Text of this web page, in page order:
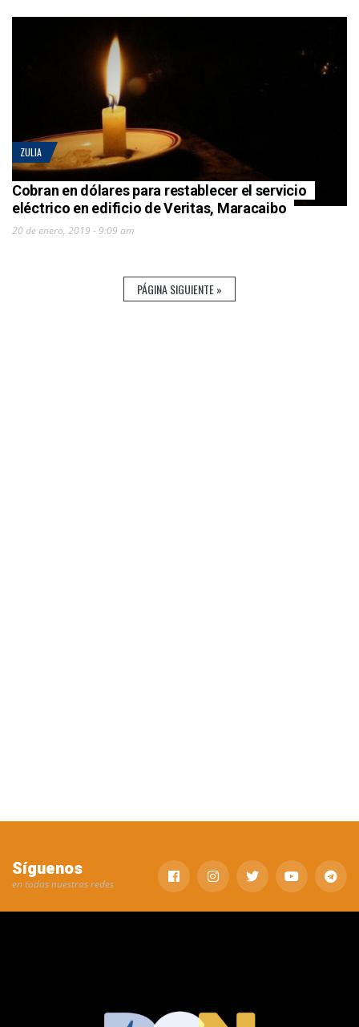
ZULIA
Cobran en dólares para restablecer el servicio
eléctrico en edificio de Veritas, Maracaibo
20 de enero, 2019 - 9:09 am
PÁGINA SIGUIENTE »
Síguenos
en todas nuestras redes